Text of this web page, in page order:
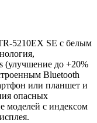
5210EX SE с белым
(улучшение до +20%
Bluetooth
или планшет и
опасных
моделей с индексом